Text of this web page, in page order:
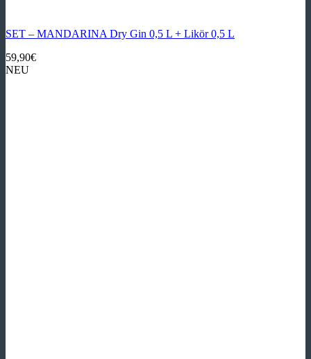
SET – MANDARINA Dry Gin 0,5 L + Likör 0,5 L
59,90€
NEU